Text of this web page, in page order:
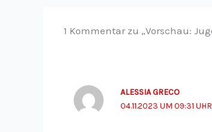
1 Kommentar zu „Vorschau:
ALESSIA GRECO
04.11.2023 UM 09:31 UHR